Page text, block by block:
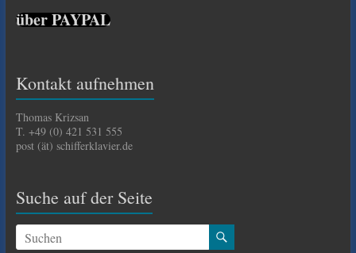
über PAYPAL
Kontakt aufnehmen
Thomas Krizsan
T. +49 (0) 421 531 555
post (ät) schifferklavier.de
Suche auf der Seite